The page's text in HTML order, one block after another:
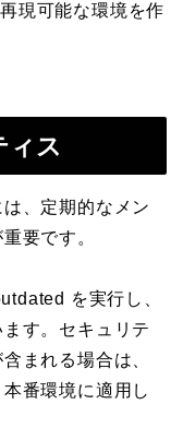
現可能な環境を作
ィス
、定期的なメン
要です。
を実行し、
す。セキュリテ
まれる場合は、
番環境に適用し